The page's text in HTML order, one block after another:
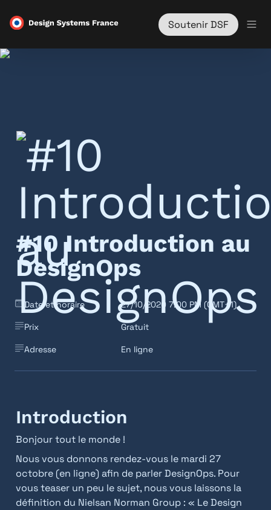
Soutenir DSF
#10 Introduction au
DesignOps
Date et horaire 27/10/2020 7:00 PM (GMT+1)
Prix Gratuit
Adresse En ligne
Introduction
Bonjour tout le monde !
Nous vous donnons rendez-vous le mardi 27
octobre (en ligne) afin de parler DesignOps. Pour
vous teaser un peu le sujet, nous vous laissons la
définition du Nielsan Norman Group : « Le Design